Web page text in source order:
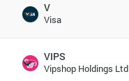
V
Visa
VIPS
Vipshop Holdings Ltd